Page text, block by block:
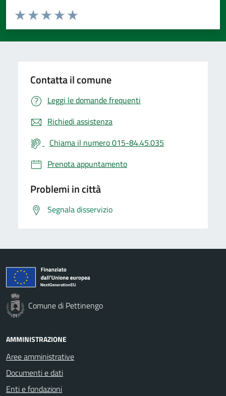
Valuta da 1 a 5 stelle la pagina
Valuta 5 stelle su 5
Valuta 4 stelle su 5
Valuta 3 stelle su 5
Valuta 2 stelle su 5
Valuta 1 stelle su 5
Contatta il comune
Leggi le domande frequenti
Richiedi assistenza
Chiama il numero 015-84.45.035
Prenota appuntamento
Problemi in città
Segnala disservizio
Comune di Pettinengo
AMMINISTRAZIONE
Aree amministrative
Documenti e dati
Enti e fondazioni